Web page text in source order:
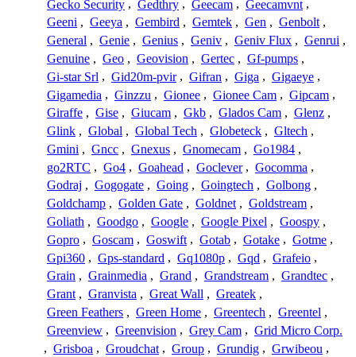
Gecko Security , Gedthry , Geecam , Geecamvnt ,
Geeni , Geeya , Gembird , Gemtek , Gen , Genbolt ,
General , Genie , Genius , Geniv , Geniv Flux , Genrui ,
Genuine , Geo , Geovision , Gertec , Gf-pumps ,
Gi-star Srl , Gid20m-pvir , Gifran , Giga , Gigaeye ,
Gigamedia , Ginzzu , Gionee , Gionee Cam , Gipcam ,
Giraffe , Gise , Giucam , Gkb , Glados Cam , Glenz ,
Glink , Global , Global Tech , Globeteck , Gltech ,
Gmini , Gncc , Gnexus , Gnomecam , Go1984 ,
go2RTC , Go4 , Goahead , Goclever , Gocomma ,
Godraj , Gogogate , Going , Goingtech , Golbong ,
Goldchamp , Golden Gate , Goldnet , Goldstream ,
Goliath , Goodgo , Google , Google Pixel , Goospy ,
Gopro , Goscam , Goswift , Gotab , Gotake , Gotme ,
Gpi360 , Gps-standard , Gq1080p , Gqd , Grafeio ,
Grain , Grainmedia , Grand , Grandstream , Grandtec ,
Grant , Granvista , Great Wall , Greatek ,
Green Feathers , Green Home , Greentech , Greentel ,
Greenview , Greenvision , Grey Cam , Grid Micro Corp.
, Grisboa , Groudchat , Group , Grundig , Grwibeou ,